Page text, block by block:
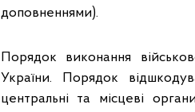
доповненнями).
Порядок виконання
України. Порядок
центральні та місцеві